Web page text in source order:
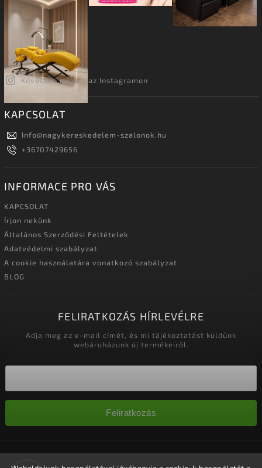
Kövessen minket az Instagramon
KAPCSOLAT
Info@nagykereskedelem-szalonok.hu
+36707429656
INFORMACE PRO VÁS
KAPCSOLAT
Írjon nekünk
Általános Szerződési Feltételek
Adatvédelmi szabályzat
A cookie használatára vonatkozó szabályzat
BLOG
FELIRATKOZÁS HÍRLEVÉLRE
Adja meg az e-mail címét, és mi tájékoztatást küldünk
webáruházunk új termékeiről.
Feliratkozás